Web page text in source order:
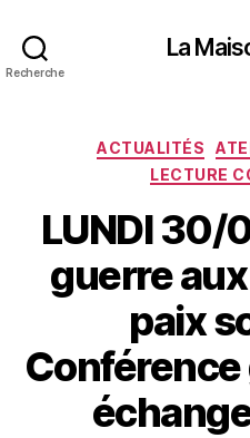
Recherche
La
ACTUALITÉS
LECTURE
LUNDI 30/
guerre
paix